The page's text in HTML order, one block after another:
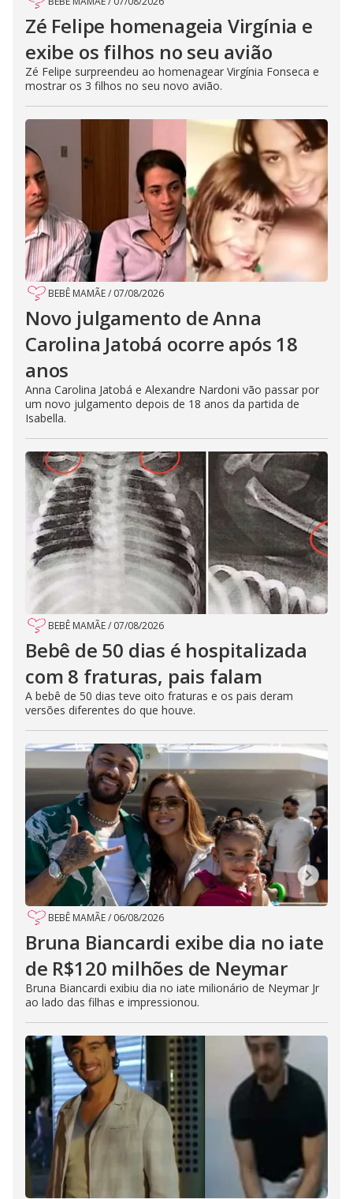
Zé Felipe homenageia Virgínia e
exibe os filhos no seu avião
Zé Felipe surpreendeu ao homenagear Virgínia Fonseca e
mostrar os 3 filhos no seu novo avião.
BEBÊ MAMÃE/ 07/08/2026
Novo julgamento de Anna
Carolina Jatobá ocorre após 18
anos
Anna Carolina Jatobá e Alexandre Nardoni vão passar por
um novo julgamento depois de 18 anos da partida de
Isabella.
BEBÊ MAMÃE/ 07/08/2026
Bebê de 50 dias é hospitalizada
com 8 fraturas, pais falam
A bebê de 50 dias teve oito fraturas e os pais deram
versões diferentes do que houve.
BEBÊ MAMÃE/ 06/08/2026
Bruna Biancardi exibe dia no iate
de R$120 milhões de Neymar
Bruna Biancardi exibiu dia no iate milionário de Neymar Jr
ao lado das filhas e impressionou.